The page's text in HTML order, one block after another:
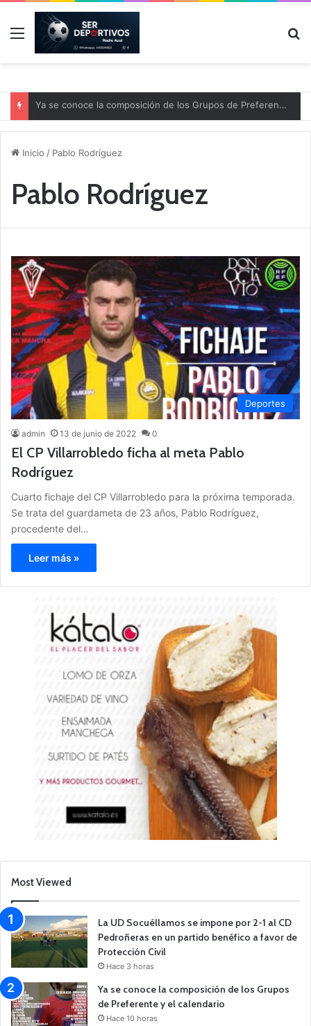
Menú
Agenda deportiva del fin de semana en nuestra comarca
Inicio / Pablo Rodríguez
Pablo Rodríguez
Deportes
admin 13 de junio de 2022 0
El CP Villarrobledo ficha al meta Pablo
Rodríguez
Cuarto fichaje del CP Villarrobledo para la próxima temporada.
Se trata del guardameta de 23 años, Pablo Rodríguez,
procedente del…
Leer más »
Most Viewed
La UD Socuéllamos se impone por 2-1 al CD
Pedroñeras en un partido benéfico a favor de
Protección Civil
Hace 3 horas
Ya se conoce la composición de los Grupos
de Preferente y el calendario
Hace 10 horas